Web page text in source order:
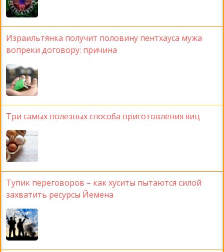
Израильтянка получит половину пентхауса мужа
вопреки договору: причина
Три самых полезных способа приготовления яиц
Тупик переговоров – как хуситы пытаются силой
захватить ресурсы Йемена